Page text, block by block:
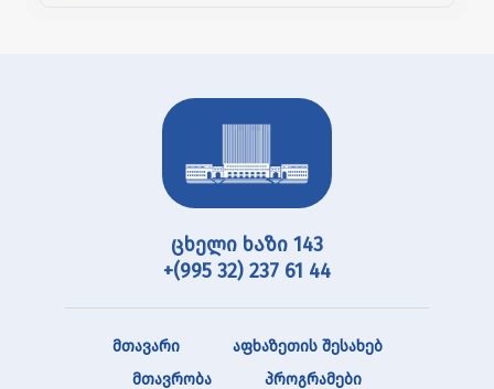
ცხელი ხაზი 143
+(995 32) 237 61 44
მთავარი
აფხაზეთის შესახებ
მთავრობა
პროგრამები